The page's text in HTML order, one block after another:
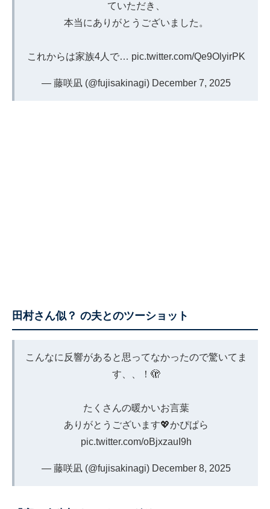
ていただき、
本当にありがとうございました。
これからは家族4人で… pic.twitter.com/Qe9OlyirPK
— 藤咲凪 (@fujisakinagi) December 7, 2025
田村さん似？ の夫とのツーショット
こんなに反響があると思ってなかったので驚いてま
す、、！🫣
たくさんの暖かいお言葉
ありがとうございます💖かぴぱら
pic.twitter.com/oBjxzauI9h
— 藤咲凪 (@fujisakinagi) December 8, 2025